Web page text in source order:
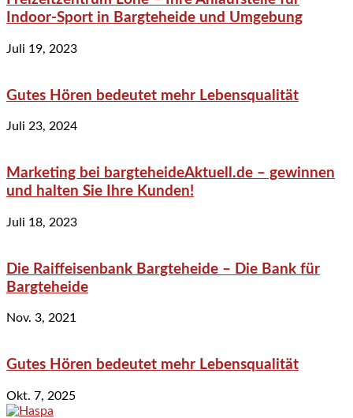
Indoor-Sport in Bargteheide und Umgebung
Juli 19, 2023
Gutes Hören bedeutet mehr Lebensqualität
Juli 23, 2024
Marketing bei bargteheideAktuell.de – gewinnen
und halten Sie Ihre Kunden!
Juli 18, 2023
Die Raiffeisenbank Bargteheide – Die Bank für
Bargteheide
Nov. 3, 2021
Gutes Hören bedeutet mehr Lebensqualität
Okt. 7, 2025